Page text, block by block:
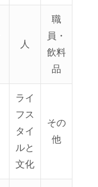
人
職
員・
飲料
品
ライ
フス
タイ
ルと
文化
その
他